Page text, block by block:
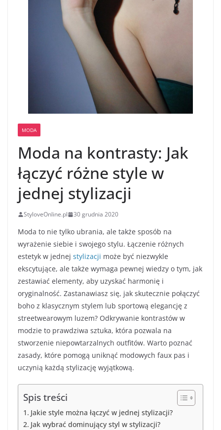
MODA
Moda na kontrasty: Jak
łączyć różne style w
jednej stylizacji
StyloveOnline.pl 30 grudnia 2020
Moda to nie tylko ubrania, ale także sposób na
wyrażenie siebie i swojego stylu. Łączenie różnych
estetyk w jednej stylizacji może być niezwykle
ekscytujące, ale także wymaga pewnej wiedzy o tym, jak
zestawiać elementy, aby uzyskać harmonię i
oryginalność. Zastanawiasz się, jak skutecznie połączyć
boho z klasycznym stylem lub sportową elegancję z
streetwearowym luzem? Odkrywanie kontrastów w
modzie to prawdziwa sztuka, która pozwala na
stworzenie niepowtarzalnych outfitów. Warto poznać
zasady, które pomogą uniknąć modowych faux pas i
uczynią każdą stylizację wyjątkową.
Spis treści
Jakie style można łączyć w jednej stylizacji?
Jak wybrać dominujący styl w stylizacji?